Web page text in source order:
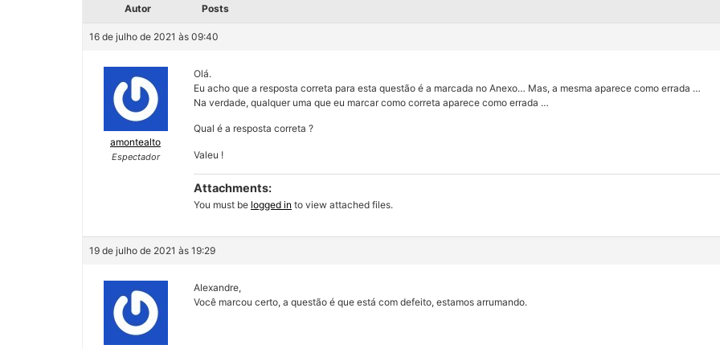
Autor Posts
16 de julho de 2021 às 09:40
amontealto
Espectador
Olá.
Eu acho que a resposta correta para esta questão é a marcada no Anexo… Mas, a mesma aparece como errada …
Na verdade, qualquer uma que eu marcar como correta aparece como errada …
Qual é a resposta correta ?
Valeu !
Attachments:
You must be logged in to view attached files.
19 de julho de 2021 às 19:29
Alexandre,
Você marcou certo, a questão é que está com defeito, estamos arrumando.